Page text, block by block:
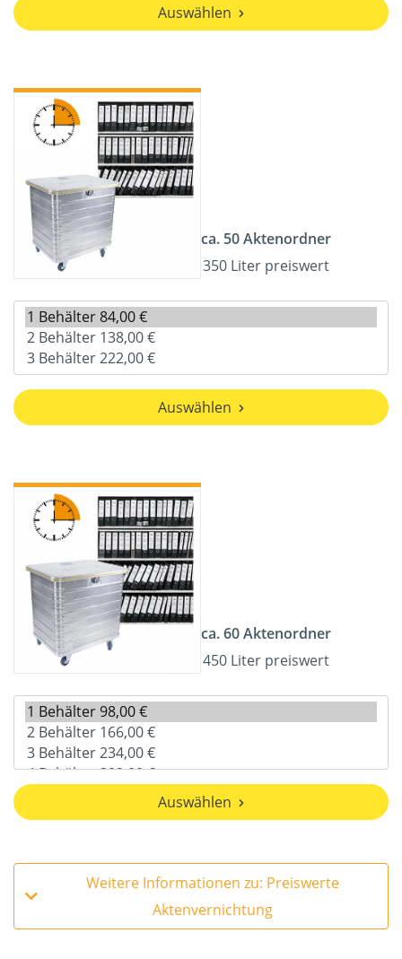
Auswählen
ca. 50 Aktenordner
350 Liter preiswert
Auswählen
ca. 60 Aktenordner
450 Liter preiswert
Auswählen
Weitere Informationen zu: Preiswerte
Aktenvernichtung